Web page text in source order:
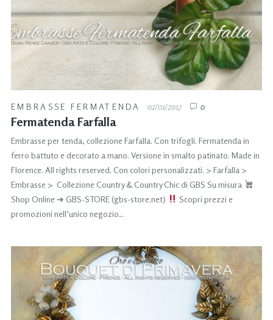
EMBRASSE FERMATENDA 02/01/2017 0
Fermatenda Farfalla
Embrasse per tenda, collezione Farfalla. Con trifogli. Fermatenda in
ferro battuto e decorato a mano. Versione in smalto patinato. Made in
Florence. All rights reserved. Con colori personalizzati. > Farfalla >
Embrasse > Collezione Country & Country Chic di GBS Su misura
Shop Online ➜ GBS-STORE (gbs-store.net)
Scopri prezzi e
promozioni nell’unico negozio…